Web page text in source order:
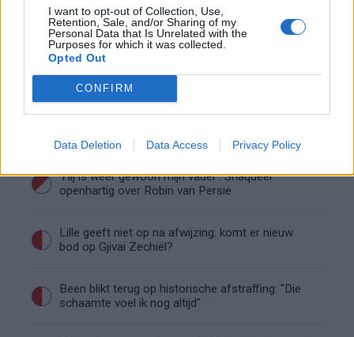
I want to opt-out of Collection, Use,
Retention, Sale, and/or Sharing of my
Personal Data that Is Unrelated with the
Purposes for which it was collected.
Opted Out
CONFIRM
Data Deletion Data Access Privacy Policy
Shaqueel van Persie ontkracht geruchten over
keuze voor Marokko
Brengt Sporting Portugal Feyenoord in de
problemen rond Hadj Moussa?
'Hij is weer gewoon mijn vader': Shaqueel
openhartig over Robin van Persie
Lille geeft niet op na afwijzing: komt er nieuw
bod op Gjivai Zechiël?
Been blikt terug op historische afstraffing: "Die
schaamte voel ik nog altijd"